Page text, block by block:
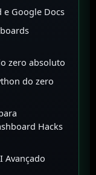
Google Docs
zero absoluto
do zero
Hacks
Avançado